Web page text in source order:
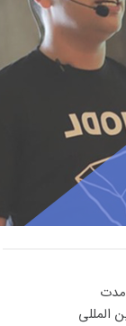
مدت
المللی